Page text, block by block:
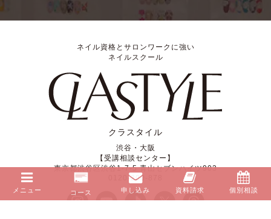
ネイル資格とサロンワークに強い
ネイルスクール
クラスタイル
渋谷・大阪
【受講相談センター】
東京都渋谷区渋谷1-7-5 青山セブンハイツ903
0120-200-878